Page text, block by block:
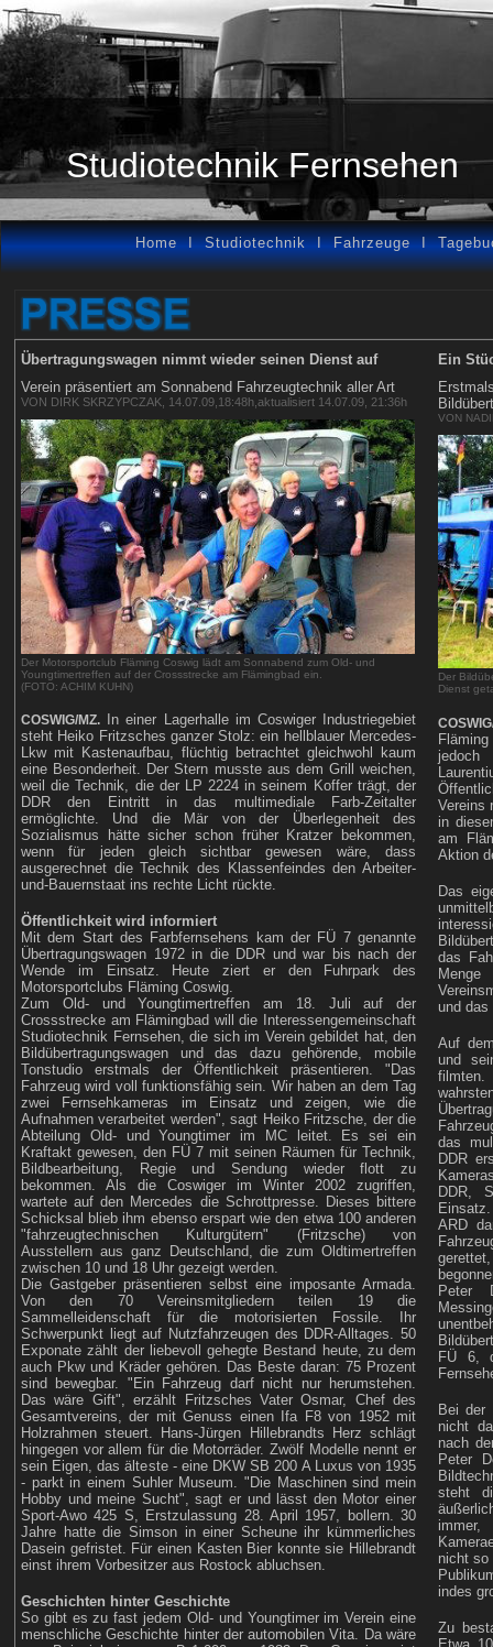
Studiotechnik Fernsehen
HomeIStudiotechnikIFahrzeugeI
Übertragungswagen nimmt wieder seinen Dienst auf
Verein präsentiert am Sonnabend Fahrzeugtechnik aller Art
VON DIRK SKRZYPCZAK , 14.07.09,18:48h,aktualisiert 14.07.09, 21:36h
Der Motorsportclub Fläming Coswig lädt am Sonnabend zum Old- und
Youngtimertreffen auf der Crossstrecke am Flämingbad ein.
(FOTO: ACHIM KUHN)
COSWIG/MZ. In einer Lagerhalle im Coswiger Industriegebiet
steht Heiko Fritzsches ganzer Stolz: ein hellblauer Mercedes-
Lkw mit Kastenaufbau, flüchtig betrachtet gleichwohl kaum
eine Besonderheit. Der Stern musste aus dem Grill weichen,
weil die Technik, die der LP 2224 in seinem Koffer trägt, der
DDR den Eintritt in das multimediale Farb-Zeitalter
ermöglichte. Und die Mär von der Überlegenheit des
Sozialismus hätte sicher schon früher Kratzer bekommen,
wenn für jeden gleich sichtbar gewesen wäre, dass
ausgerechnet die Technik des Klassenfeindes den Arbeiter-
und-Bauernstaat ins rechte Licht rückte.
Öffentlichkeit wird informiert
Mit dem Start des Farbfernsehens kam der FÜ 7 genannte
Übertragungswagen 1972 in die DDR und war bis nach der
Wende im Einsatz. Heute ziert er den Fuhrpark des
Motorsportclubs Fläming Coswig.
Zum Old- und Youngtimertreffen am 18. Juli auf der
Crossstrecke am Flämingbad will die Interessengemeinschaft
Studiotechnik Fernsehen, die sich im Verein gebildet hat, den
Bildübertragungswagen und das dazu gehörende, mobile
Tonstudio erstmals der Öffentlichkeit präsentieren. "Das
Fahrzeug wird voll funktionsfähig sein. Wir haben an dem Tag
zwei Fernsehkameras im Einsatz und zeigen, wie die
Aufnahmen verarbeitet werden", sagt Heiko Fritzsche, der die
Abteilung Old- und Youngtimer im MC leitet. Es sei ein
Kraftakt gewesen, den FÜ 7 mit seinen Räumen für Technik,
Bildbearbeitung, Regie und Sendung wieder flott zu
bekommen. Als die Coswiger im Winter 2002 zugriffen,
wartete auf den Mercedes die Schrottpresse. Dieses bittere
Schicksal blieb ihm ebenso erspart wie den etwa 100 anderen
"fahrzeugtechnischen Kulturgütern" (Fritzsche) von
Ausstellern aus ganz Deutschland, die zum Oldtimertreffen
zwischen 10 und 18 Uhr gezeigt werden.
Die Gastgeber präsentieren selbst eine imposante Armada.
Von den 70 Vereinsmitgliedern teilen 19 die
Sammelleidenschaft für die motorisierten Fossile. Ihr
Schwerpunkt liegt auf Nutzfahrzeugen des DDR-Alltages. 50
Exponate zählt der liebevoll gehegte Bestand heute, zu dem
auch Pkw und Kräder gehören. Das Beste daran: 75 Prozent
sind bewegbar. "Ein Fahrzeug darf nicht nur herumstehen.
Das wäre Gift", erzählt Fritzsches Vater Osmar, Chef des
Gesamtvereins, der mit Genuss einen Ifa F8 von 1952 mit
Holzrahmen steuert. Hans-Jürgen Hillebrandts Herz schlägt
hingegen vor allem für die Motorräder. Zwölf Modelle nennt er
sein Eigen, das älteste - eine DKW SB 200 A Luxus von 1935
- parkt in einem Suhler Museum. "Die Maschinen sind mein
Hobby und meine Sucht", sagt er und lässt den Motor einer
Sport-Awo 425 S, Erstzulassung 28. April 1957, bollern. 30
Jahre hatte die Simson in einer Scheune ihr kümmerliches
Dasein gefristet. Für einen Kasten Bier konnte sie Hillebrandt
einst ihrem Vorbesitzer aus Rostock abluchsen.
Geschichten hinter Geschichte
So gibt es zu fast jedem Old- und Youngtimer im Verein eine
menschliche Geschichte hinter der automobilen Vita. Da wäre
Ein
VON
Der
Dienst
Vereins
in
am
Aktion
Das
das
und das
Auf
und
das
DDR
DDR,
ARD
Peter
FÜ 6,
Bei der
nicht
nach
Peter
steht
nicht so
indes
Zu